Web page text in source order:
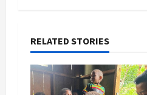
RELATED STORIES